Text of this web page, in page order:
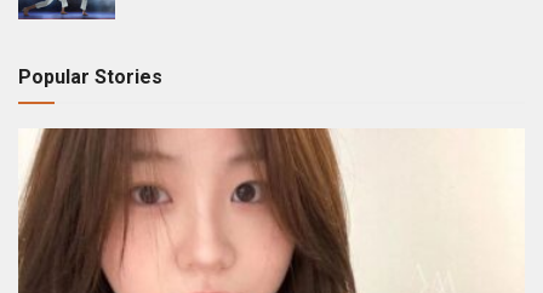
Popular Stories